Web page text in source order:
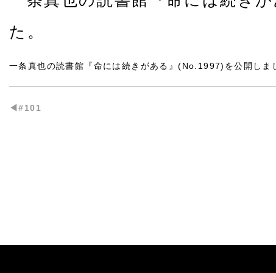
た。
一条真也の読書館『命には続きがある』(No.1997) を公開しま
◀︎#101